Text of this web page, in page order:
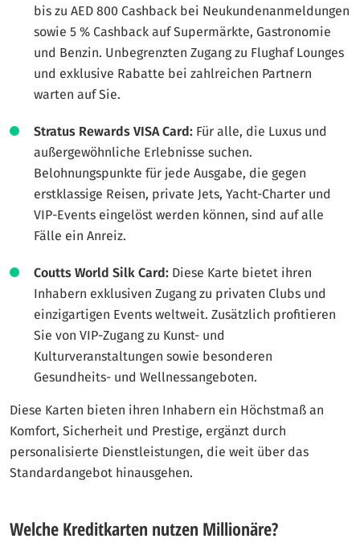
bis zu AED 800 Cashback bei Neukundenanmeldungen
sowie 5 % Cashback auf Supermärkte, Gastronomie
und Benzin. Unbegrenzten Zugang zu Flughaf Lounges
und exklusive Rabatte bei zahlreichen Partnern
warten auf Sie.
Stratus Rewards VISA Card: Für alle, die Luxus und
außergewöhnliche Erlebnisse suchen.
Belohnungspunkte für jede Ausgabe, die gegen
erstklassige Reisen, private Jets, Yacht-Charter und
VIP-Events eingelöst werden können, sind auf alle
Fälle ein Anreiz.
Coutts World Silk Card: Diese Karte bietet ihren
Inhabern exklusiven Zugang zu privaten Clubs und
einzigartigen Events weltweit. Zusätzlich profitieren
Sie von VIP-Zugang zu Kunst- und
Kulturveranstaltungen sowie besonderen
Gesundheits- und Wellnessangeboten.
Diese Karten bieten ihren Inhabern ein Höchstmaß an
Komfort, Sicherheit und Prestige, ergänzt durch
personalisierte Dienstleistungen, die weit über das
Standardangebot hinausgehen.
Welche Kreditkarten nutzen Millionäre?